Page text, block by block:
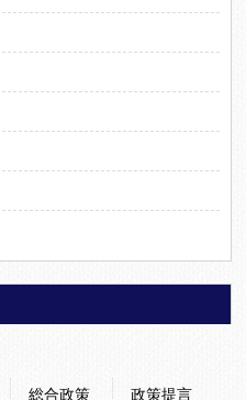
総合政策 政策提言